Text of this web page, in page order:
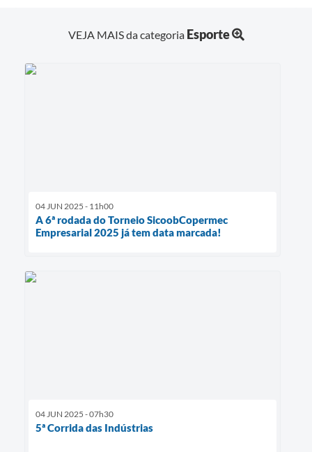
VEJA MAIS da categoria Esporte
04 JUN 2025 - 11h00
A 6ª rodada do Torneio SicoobCopermec
Empresarial 2025 já tem data marcada!
04 JUN 2025 - 07h30
5ª Corrida das Indústrias